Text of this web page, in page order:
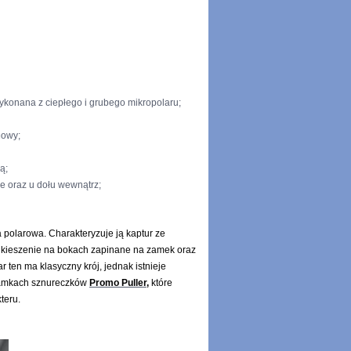
z ciepłego i grubego mikropolaru;
oraz u dołu wewnątrz;
polarowa. Charakteryzuje ją kaptur ze
na bokach zapinane na zamek oraz
ten ma klasyczny krój, jednak istnieje
sznureczków Promo Puller, które